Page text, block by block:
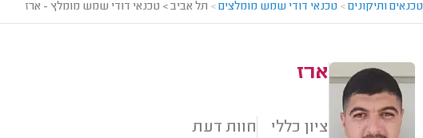
טכנאים ותיקונים> טכנאי דודי שמש מומלצים> תל אביב > טכנאי דודי שמש מומלץ - ארז
ארז
ציון כללי חוות דעת